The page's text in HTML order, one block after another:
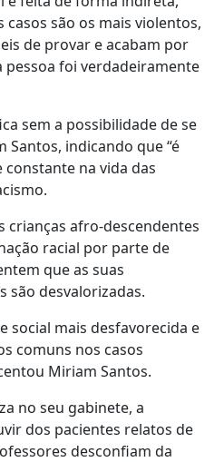
são os mais violentos,
de provar e acabam por
pessoa foi verdadeiramente
sem a possibilidade de se
indicando que “é
na vida das
crianças afro-descendentes
racial por parte de
que as suas
são desvalorizadas.
social mais desfavorecida e
comuns nos casos
Miriam Santos.
no seu gabinete, a
dos pacientes relatos de
desconfiam da